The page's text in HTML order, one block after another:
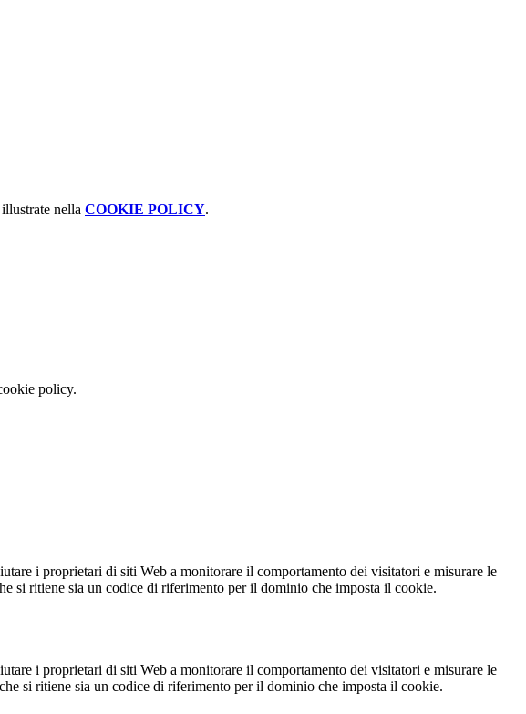
nella COOKIE POLICY.
policy.
i proprietari di siti Web a monitorare il comportamento dei visitatori e misurare le
si ritiene sia un codice di riferimento per il dominio che imposta il cookie.
i proprietari di siti Web a monitorare il comportamento dei visitatori e misurare le
si ritiene sia un codice di riferimento per il dominio che imposta il cookie.